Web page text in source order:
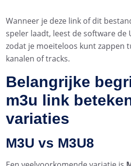
Wanneer je deze link of dit
speler laadt, leest de software de
zodat je moeiteloos kunt zappen
kanalen of tracks.
Belangrijke
m3u link
variaties
M3U vs M3U8